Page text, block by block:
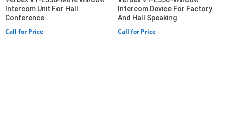
Intercom Unit For Hall
Conference
Call for Price
Intercom Device For Factory
And Hall Speaking
Call for Price